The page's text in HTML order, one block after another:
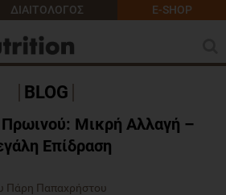
ΔΙΑΙΤΟΛΟΓΟΣ E-SHOP
BLOG
Μικρή Αλλαγή –
Επίδραση
Πάρη Παπαχρήστου